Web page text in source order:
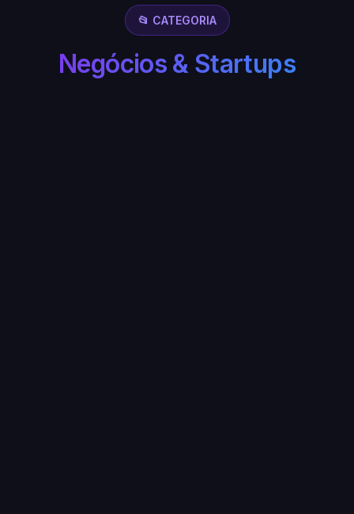
📂 CATEGORIA
Negócios & Startups